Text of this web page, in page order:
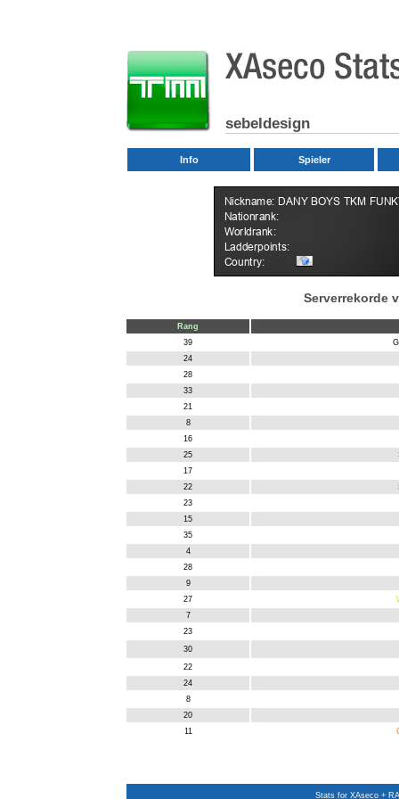
sebeldesign
Info Spieler
Serverrekorde
Rang
39
24
28
33
21
8
16
25
17
22
23
15
35
4
28
9
27
7
23
30
22
24
8
20
11
Stats for XAseco +